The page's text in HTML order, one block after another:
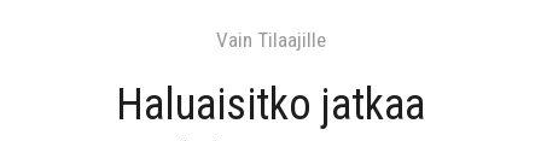
Vain Tilaa­jil­le
Haluai­sit­ko jat­kaa